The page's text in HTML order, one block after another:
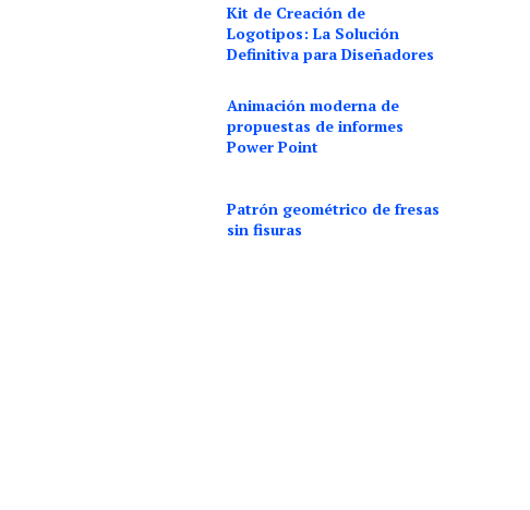
Kit de Creación de
Logotipos: La Solución
Definitiva para Diseñadores
Animación moderna de
propuestas de informes
Power Point
Patrón geométrico de fresas
sin fisuras